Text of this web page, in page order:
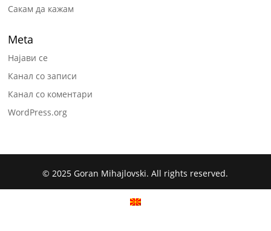
Сакам да кажам
Meta
Најави се
Канал со записи
Канал со коментари
WordPress.org
© 2025 Goran Mihajlovski. All rights reserved.